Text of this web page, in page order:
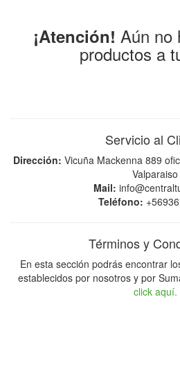
¡Atención! Aún no
productos a
Servicio al
Dirección: Vicuña Mackenna 889
Valparaiso
Mail:
Teléfono:
Términos y
En esta sección podrás encontrar
establecidos por nosotros y por
click aquí.